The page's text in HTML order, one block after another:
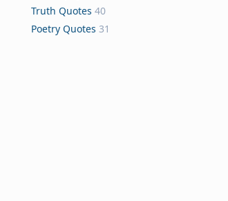
Truth Quotes 40
Poetry Quotes 31